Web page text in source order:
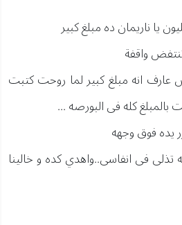
واقفة
عارف انه مبلغ كبير لما روحت كتبت
كله فى البورصه ...
يده فوق وجهه
فى انفاسى..واهدي كده و خالينا